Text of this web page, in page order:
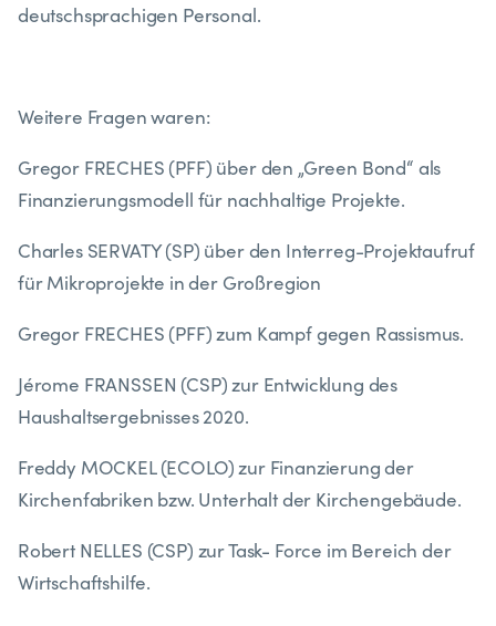
deutschsprachigen Personal.
Weitere Fragen waren:
Gregor FRECHES (PFF) über den „Green Bond“ als
Finanzierungsmodell für nachhaltige Projekte.
Charles SERVATY (SP) über den Interreg-Projektaufruf
für Mikroprojekte in der Großregion
Gregor FRECHES (PFF) zum Kampf gegen Rassismus.
Jérome FRANSSEN (CSP) zur Entwicklung des
Haushaltsergebnisses 2020.
Freddy MOCKEL (ECOLO) zur Finanzierung der
Kirchenfabriken bzw. Unterhalt der Kirchengebäude.
Robert NELLES (CSP) zur Task- Force im Bereich der
Wirtschaftshilfe.